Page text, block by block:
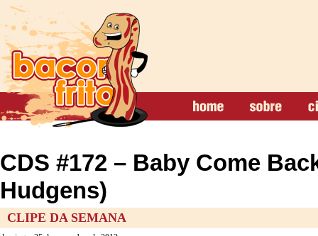
CDS #172 – Baby Come
Hudgens)
CLIPE DA SEMANA